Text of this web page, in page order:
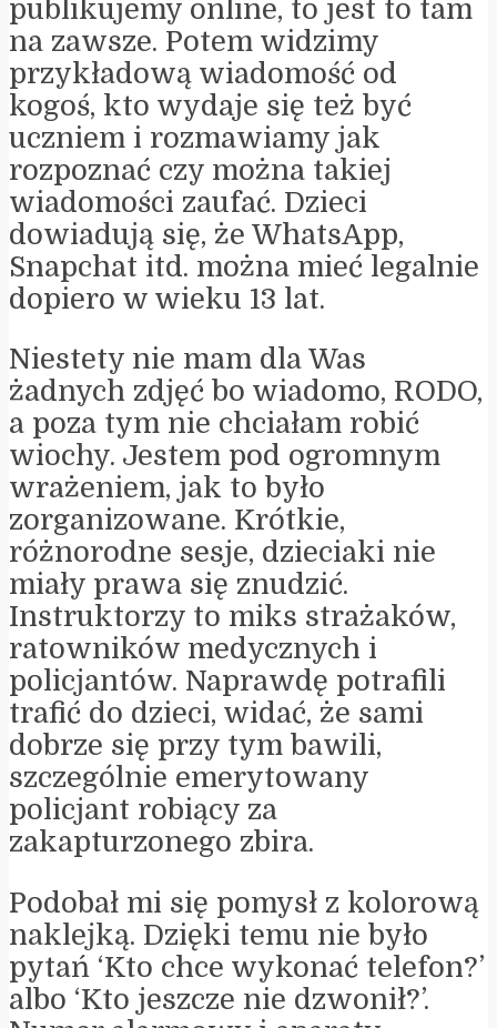
publikujemy online, to jest to tam
na zawsze. Potem widzimy
przykładową wiadomość od
kogoś, kto wydaje się też być
uczniem i rozmawiamy jak
rozpoznać czy można takiej
wiadomości zaufać. Dzieci
dowiadują się, że WhatsApp,
Snapchat itd. można mieć legalnie
dopiero w wieku 13 lat.
Niestety nie mam dla Was
żadnych zdjęć bo wiadomo, RODO,
a poza tym nie chciałam robić
wiochy. Jestem pod ogromnym
wrażeniem, jak to było
zorganizowane. Krótkie,
różnorodne sesje, dzieciaki nie
miały prawa się znudzić.
Instruktorzy to miks strażaków,
ratowników medycznych i
policjantów. Naprawdę potrafili
trafić do dzieci, widać, że sami
dobrze się przy tym bawili,
szczególnie emerytowany
policjant robiący za
zakapturzonego zbira.
Podobał mi się pomysł z kolorową
naklejką. Dzięki temu nie było
pytań ‘Kto chce wykonać telefon?’
albo ‘Kto jeszcze nie dzwonił?’.